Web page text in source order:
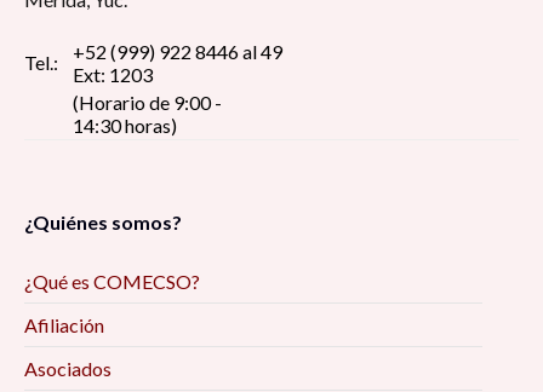
Tel.:
+52 (999) 922 8446 al 49
Ext: 1203
(Horario de 9:00 -
14:30 horas)
¿Quiénes somos?
¿Qué es COMECSO?
Afiliación
Asociados